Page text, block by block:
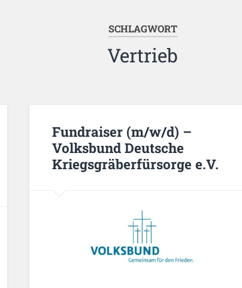
SCHLAGWORT
Vertrieb
Fundraiser (m/w/d) –
Volksbund Deutsche
Kriegsgräberfürsorge e.V.